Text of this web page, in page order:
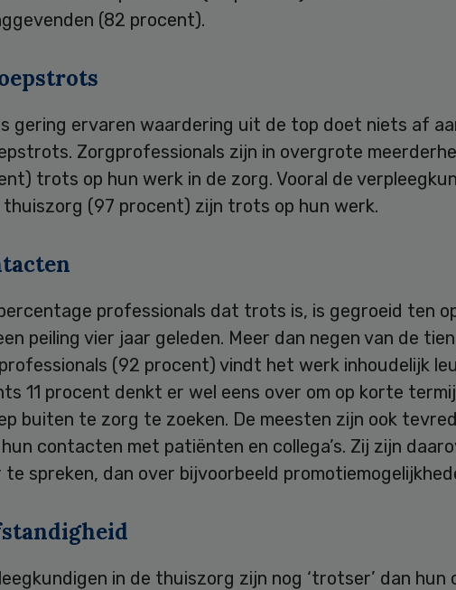
(82 procent).
gering ervaren waardering uit de top doet niets af
Zorgprofessionals zijn in overgrote
trots op hun werk in de zorg. Vooral de
thuiszorg (97 procent) zijn trots op hun werk.
professionals dat trots is, is gegroeid ten
peiling vier jaar geleden. Meer dan negen van de tien
(92 procent) vindt het werk inhoudelijk
11 procent denkt er wel eens over om op korte
buiten te zorg te zoeken. De meesten zijn ook
contacten met patiënten en collega’s. Zij zijn
te spreken, dan over bijvoorbeeld
in de thuiszorg zijn nog ‘trotser’ dan hun